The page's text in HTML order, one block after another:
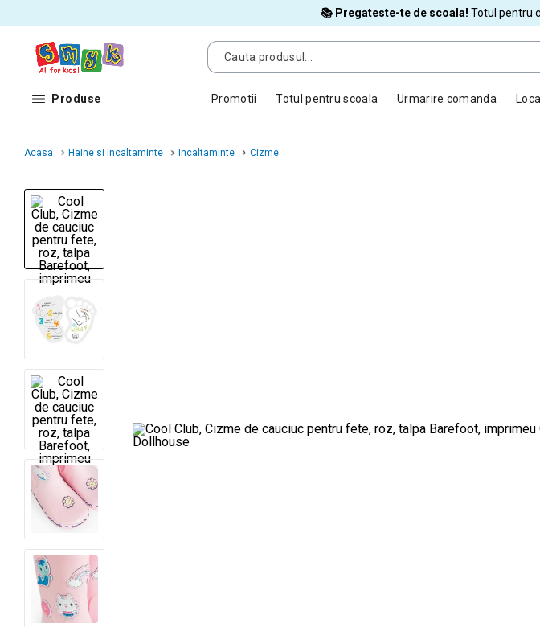
📚 Pregateste-te de scoala! Totul pentru
Produse Promotii Totul pentru scoala Urmarire comanda
Acasa Haine si incaltaminte Incaltaminte Cizme